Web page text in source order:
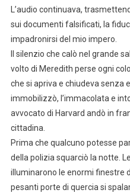
L’audio continuava,
sui documenti falsificati, la
impadronirsi del mio impero.
Il silenzio che calò nel grande
volto di Meredith perse ogni
che si apriva e chiudeva senza
immobilizzò, l’immacolata e
avvocato di Harvard andò in
cittadina.
Prima che qualcuno potesse
della polizia squarciò la notte.
illuminarono le enormi finestre
pesanti porte di quercia si